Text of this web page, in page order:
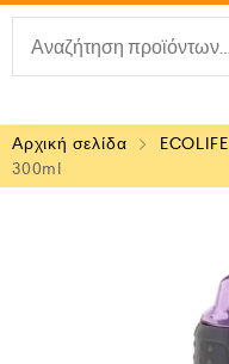
Αρχική σελίδα ECOLIFE
300ml